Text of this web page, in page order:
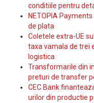
conditiile pentru
NETOPIA
de plata
Coletele extra-UE
taxa vamala de trei
logistica
Transformarile din
preturi de transfer
CEC Bank
urilor din productie